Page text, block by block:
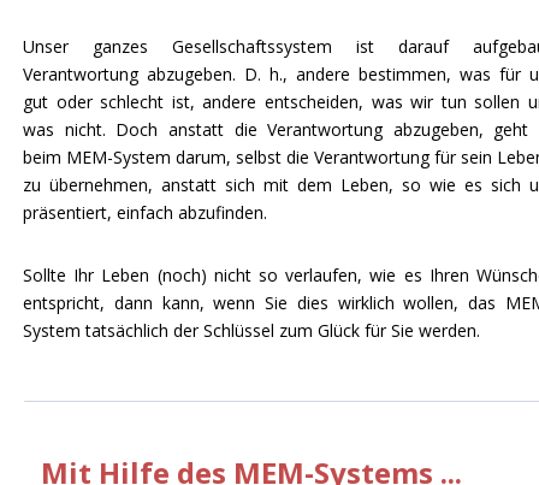
Unser ganzes Gesellschaftssystem ist darauf
Verantwortung abzugeben. D. h., andere bestimmen, was für
gut oder schlecht ist, andere entscheiden, was wir tun sollen
was nicht. Doch anstatt die Verantwortung abzugeben, geht
beim MEM-System darum, selbst die Verantwortung für sein
zu übernehmen, anstatt sich mit dem Leben, so wie es sich
präsentiert, einfach abzufinden.
Sollte Ihr Leben (noch) nicht so verlaufen, wie es Ihren
entspricht, dann kann, wenn Sie dies wirklich wollen, das
System tatsächlich der Schlüssel zum Glück für Sie werden.
Mit Hilfe des MEM-Systems ...